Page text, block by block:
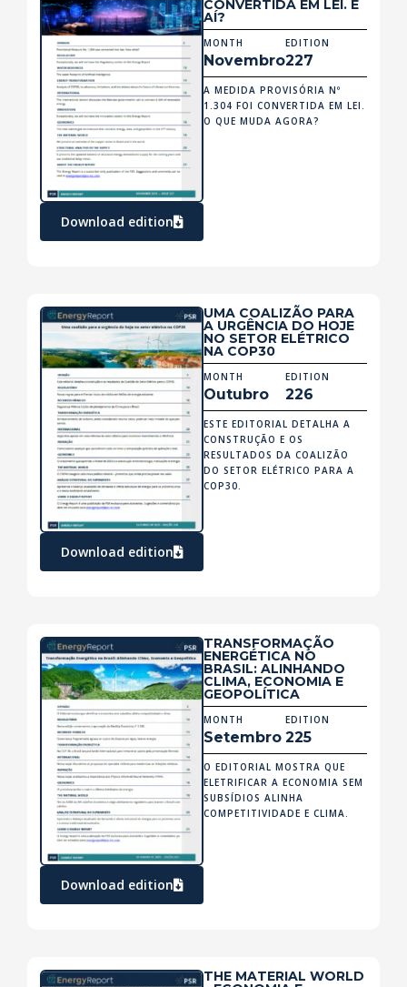
Download edition
CONVERTIDA EM LEI. E
AÍ?
MONTH
Novembro
EDITION
227
A MEDIDA PROVISÓRIA Nº
1.304 FOI CONVERTIDA EM LEI.
O QUE MUDA AGORA?
Download edition
UMA COALIZÃO PARA
A URGÊNCIA DO HOJE
NO SETOR ELÉTRICO
NA COP30
MONTH
Outubro
EDITION
226
ESTE EDITORIAL DETALHA A
CONSTRUÇÃO E OS
RESULTADOS DA COALIZÃO
DO SETOR ELÉTRICO PARA A
COP30.
Download edition
TRANSFORMAÇÃO
ENERGÉTICA NO
BRASIL: ALINHANDO
CLIMA, ECONOMIA E
GEOPOLÍTICA
MONTH
Setembro
EDITION
225
O EDITORIAL MOSTRA QUE
ELETRIFICAR A ECONOMIA SEM
SUBSÍDIOS ALINHA
COMPETITIVIDADE E CLIMA.
THE MATERIAL WORLD